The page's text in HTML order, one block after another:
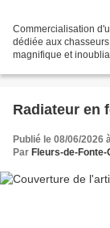
Commercialisation
dédiée aux chasseurs
magnifique et
Radiateur en
Publié le 08/06/2026
Par Fleurs-de-